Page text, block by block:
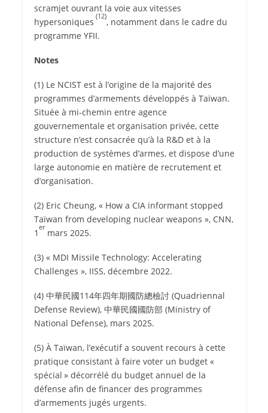
scramjet ouvrant la voie aux vitesses
hypersoniques
(12)
, notamment dans le cadre du
programme YFII.
Notes
(1) Le NCIST est à l’origine de la majorité des
programmes d’armements développés à Taïwan.
Située à mi-chemin entre agence
gouvernementale et organisation privée, cette
structure n’est consacrée qu’à la R&D et à la
production de systèmes d’armes, et dispose d’une
large autonomie en matière de recrutement et
d’organisation.
(2) Eric Cheung, « How a CIA informant stopped
Taïwan from developing nuclear weapons », CNN,
1
er
mars 2025.
(3) « MDI Missile Technology: Accelerating
Challenges », IISS, décembre 2022.
(4) 中華民國114年四年期國防總檢討(Quadriennal
Defense Review),中華民國國防部 (Ministry of
National Defense), mars 2025.
(5) À Taïwan, l’exécutif a souvent recours à cette
pratique consistant à faire voter un budget «
spécial » décorrélé du budget annuel de la
défense afin de financer des programmes
d’armements jugés urgents.